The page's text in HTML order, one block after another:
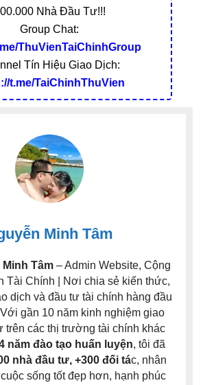
Nhà Đầu Tư!!!
Group Chat:
ThuVienTaiChinhGroup
Tín Hiệu Giao Dịch:
t.me/TaiChinhThuVien
Minh Tâm
Minh Tâm– Admin Website, Cộng
Tài Chính | Nơi chia sẻ kiến thức,
dịch và đầu tư tài chính hàng đầu
gần 10 năm kinh nghiệm giao
trên các thị trường tài chính khác
năm đào tạo huấn luyện, tôi đã
nhà đầu tư, +300 đối tác, nhân
sống tốt đẹp hơn, hạnh phúc